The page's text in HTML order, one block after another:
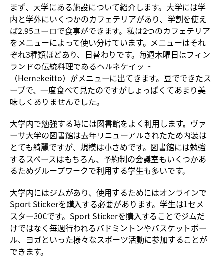
まず、大学にある施設について紹介します。大学には学
内と学外にいくつかのカフェテリアがあり、学割を使え
ば2.95ユーロで食事ができます。私は2つのカフェテリア
をメニューによって使い分けています。メニューはそれ
ぞれ3種類ほどあり、日替わりです。毎週木曜日はフィン
ランドの伝統料理であるヘルネケイット
（Hernekeitto）がメニューに出てきます。豆でできたス
ープで、一度食べて見たのですがしょっぱくてあまり美
味しくありませんでした。
大学内で勉強する時には図書館をよく利用します。ヴァ
ーサ大学の図書館は去年リニューアルされたため内装は
とても綺麗ですが、規模は小さめです。図書館には勉強
するスペースはもちろん、予約制の会議室もいくつかあ
るためグループワークで利用する学生も多いです。
大学内にはジムがあり、使用するためにはオンラインで
Sport Stickerを購入する必要があります。学生は1セメ
スター30€です。Sport Stickerを購入することでジムだ
けではなく毎週行われるバドミントンやバスケットボー
ル、ヨガといった様々なスポーツ活動に参加することが
できます。